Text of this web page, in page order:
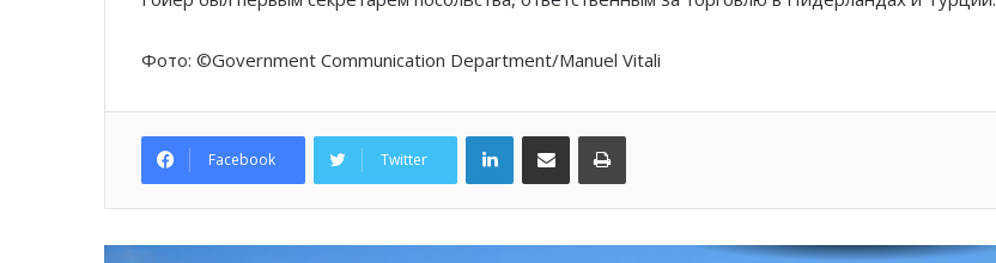
Фото: ©Government Communication Department/Manuel Vitali
Facebook Twitter
LinkedInПоделиться по электронной почте Распечатать
Дронам вход ограничен: Монако